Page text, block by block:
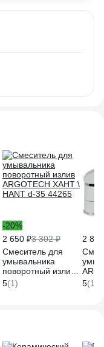
-20%
2 650 ₽3 302 ₽
Смеситель для
умывальника
поворотный излив
ARGOTECH ХАНТ \
HANT d-35 44265
5(1)
2
5(1)